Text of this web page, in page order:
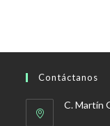
Contáctanos
C. Martín